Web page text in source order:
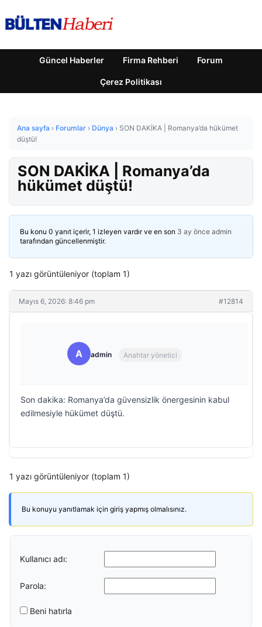
Güncel Haberler Firma Rehberi Forum
Çerez Politikası
Ana sayfa › Forumlar › Dünya › SON DAKİKA | Romanya’da hükümet
düştü!
SON DAKİKA | Romanya’da
hükümet düştü!
Bu konu 0 yanıt içerir, 1 izleyen vardır ve en son 3 ay önce admin
tarafından güncellenmiştir.
1 yazı görüntüleniyor (toplam 1)
Mayıs 6, 2026: 8:46 pm #12814
A admin Anahtar yönetici
Son dakika: Romanya’da güvensizlik önergesinin kabul
edilmesiyle hükümet düştü.
1 yazı görüntüleniyor (toplam 1)
Bu konuyu yanıtlamak için giriş yapmış olmalısınız.
Kullanıcı adı:
Parola:
Beni hatırla